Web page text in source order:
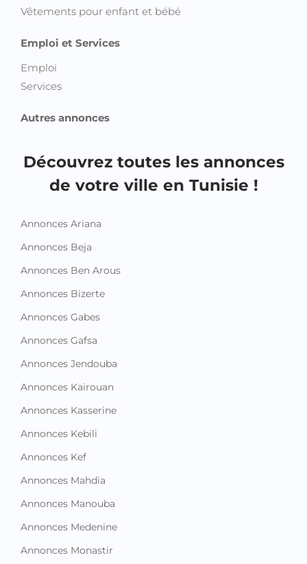
Vêtements pour enfant et bébé
Emploi et Services
Emploi
Services
Autres annonces
Découvrez toutes les annonces
de votre ville en Tunisie !
Annonces Ariana
Annonces Beja
Annonces Ben Arous
Annonces Bizerte
Annonces Gabes
Annonces Gafsa
Annonces Jendouba
Annonces Kairouan
Annonces Kasserine
Annonces Kebili
Annonces Kef
Annonces Mahdia
Annonces Manouba
Annonces Medenine
Annonces Monastir